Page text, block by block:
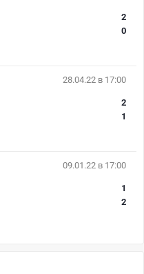
2
0
28.04.22 в 17:00
2
1
09.01.22 в 17:00
1
2